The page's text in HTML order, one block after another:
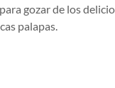
gozar de los
palapas.